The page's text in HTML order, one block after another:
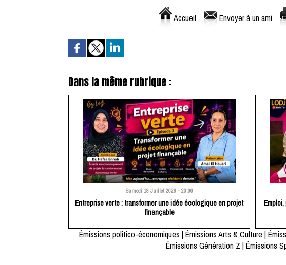
Accueil Envoyer à un ami
Dans la même rubrique :
Samedi 18 Juillet 2026 - 23:00
Entreprise verte : transformer une idée écologique en projet
finançable
Émissions politico-économiques |Émissions Arts & Culture |
Émissions Génération Z |Émissions